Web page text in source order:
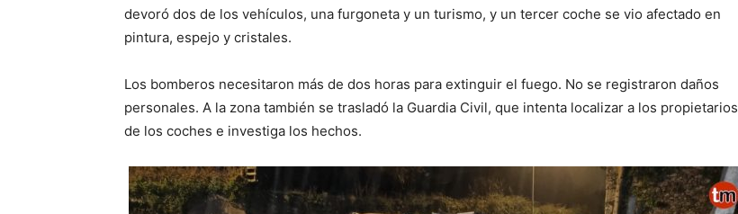
devoró dos de los vehículos, una furgoneta y un turismo, y un tercer coche se vio afectado en
pintura, espejo y cristales.
Los bomberos necesitaron más de dos horas para extinguir el fuego. No se registraron daños
personales. A la zona también se trasladó la Guardia Civil, que intenta localizar a los propietarios
de los coches e investiga los hechos.